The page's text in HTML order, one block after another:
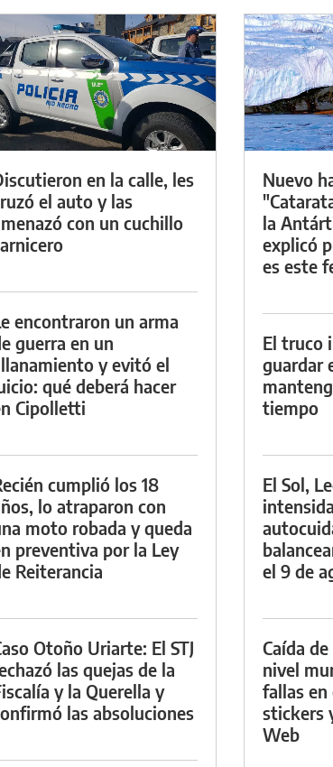
en la calle, les
el auto y las
con un cuchillo
encontraron un arma
guerra en un
y evitó el
qué deberá hacer
Cipolletti
cumplió los 18
lo atraparon con
moto robada y queda
preventiva por la Ley
Reiterancia
Otoño Uriarte: El STJ
las quejas de la
y la Querella y
las absoluciones
Nuevo
la
explicó
es este
El truco
guardar
tiempo
El Sol,
el 9 de
Caída
nivel
fallas
stickers
Web